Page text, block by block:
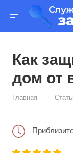
Как
дом от
Главная —